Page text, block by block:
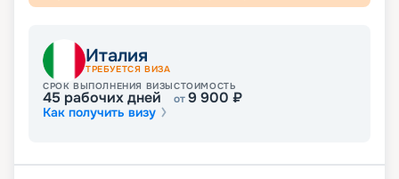
Италия
ТРЕБУЕТСЯ ВИЗА
СРОК ВЫПОЛНЕНИЯ ВИЗЫ
45 рабочих дней
СТОИМОСТЬ
от9 900 ₽
Как получить визу